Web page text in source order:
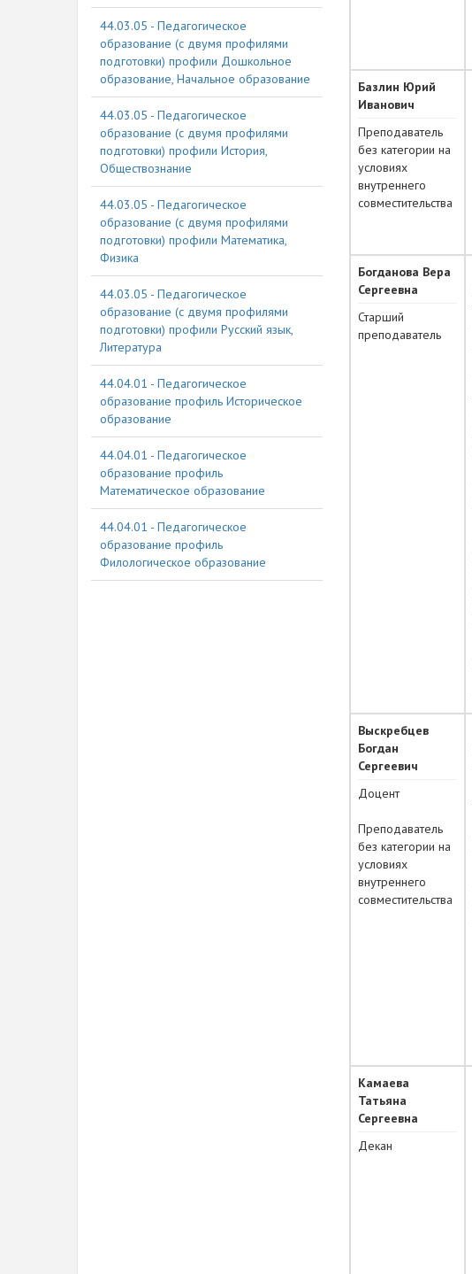
44.03.05 - Педагогическое
образование (с двумя профилями
подготовки) профили Дошкольное
образование, Начальное образование
44.03.05 - Педагогическое
образование (с двумя профилями
подготовки) профили История,
Обществознание
44.03.05 - Педагогическое
образование (с двумя профилями
подготовки) профили Математика,
Физика
44.03.05 - Педагогическое
образование (с двумя профилями
подготовки) профили Русский язык,
Литература
44.04.01 - Педагогическое
образование профиль Историческое
образование
44.04.01 - Педагогическое
образование профиль
Математическое образование
44.04.01 - Педагогическое
образование профиль
Филологическое образование
Базлин Юрий
Иванович
Преподаватель
без категории на
условиях
внутреннего
совместительства
Богданова Вера
Сергеевна
Старший
преподаватель
Выскребцев
Богдан
Сергеевич
Доцент
Преподаватель
без категории на
условиях
внутреннего
совместительства
Камаева
Татьяна
Сергеевна
Декан